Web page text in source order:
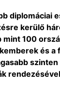
diplomáciai
kerülő
100
és a